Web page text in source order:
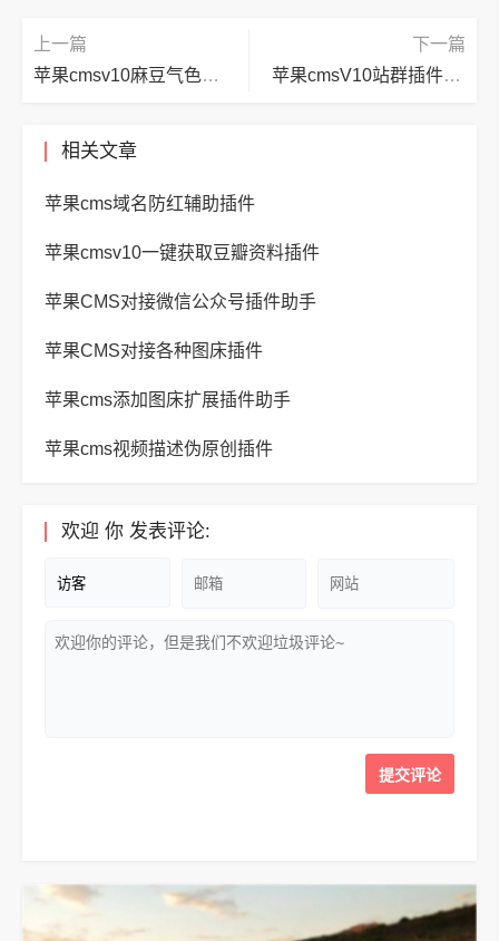
上一篇
苹果cmsv10麻豆气色中文二开模板
下一篇
苹果cmsV10站群插件修复版
相关文章
苹果cms域名防红辅助插件
苹果cmsv10一键获取豆瓣资料插件
苹果CMS对接微信公众号插件助手
苹果CMS对接各种图床插件
苹果cms添加图床扩展插件助手
苹果cms视频描述伪原创插件
欢迎 你 发表评论: